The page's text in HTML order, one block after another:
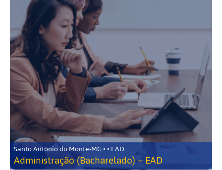
Santo Antônio do Monte-MG • • EAD
Administração (Bacharelado) – EAD